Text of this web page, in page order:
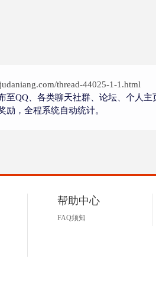
thread-44025-1-1.html
至QQ、各类聊天社群、论坛、个人
励，全程系统自动统计。
帮助中心
FAQ须知